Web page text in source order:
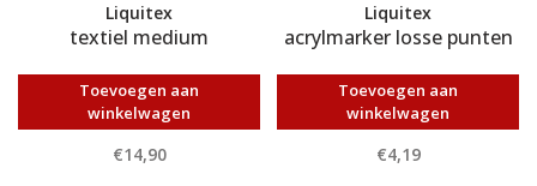
Liquitex
textiel medium
Toevoegen aan
winkelwagen
€14,90
Liquitex
acrylmarker losse punten
Toevoegen aan
winkelwagen
€4,19